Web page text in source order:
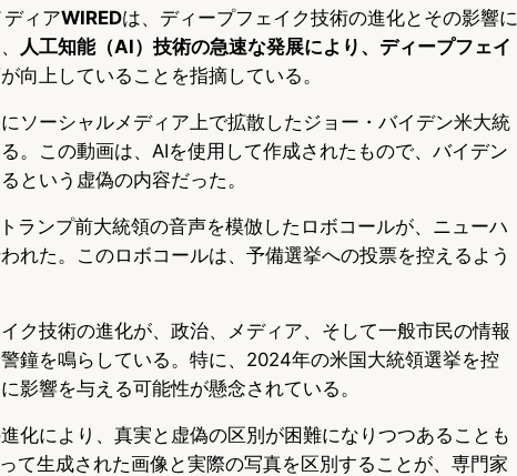
ィアWIREDは、ディープフェイク技術の進化とその影響に
人工知能（AI）技術の急速な発展により、ディープフェイ
向上していることを指摘している。
ソーシャルメディア上で拡散したジョー・バイデン米大統
。この動画は、AIを使用して作成されたもので、バイデン
という虚偽の内容だった。
ランプ前大統領の音声を模倣したロボコールが、ニューハ
れた。このロボコールは、予備選挙への投票を控えるよう
ク技術の進化が、政治、メディア、そして一般市民の情報
鐘を鳴らしている。特に、2024年の米国大統領選挙を控
影響を与える可能性が懸念されている。
化により、真実と虚偽の区別が困難になりつつあることも
て生成された画像と実際の写真を区別することが、専門家